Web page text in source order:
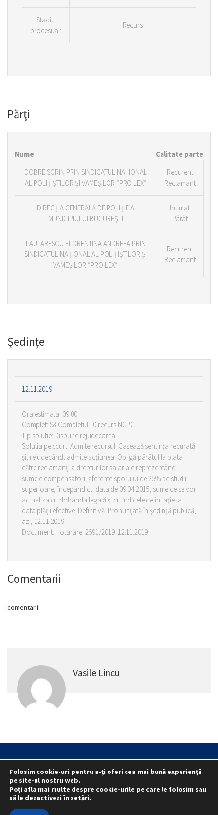
Stadiu
procesual:
Recurs
Părţi
Nume
Calitate parte
DOBRE SORIN PRIN SINDICATUL NAŢIONAL
AL POLIŢIŞTILOR ŞI VAMEŞILOR “PRO LEX”
Recurent
Reclamant
DIRECŢIA GENERALĂ DE POLIŢIE A
MUNICIPIULUI BUCUREŞTI
Intimat
Pârât
LAUTARESCU FLORENTINA ANDREEA PRIN
SINDICATUL NAŢIONAL AL POLIŢIŞTILOR ŞI
VAMEŞILOR “PRO LEX”
Recurent
Reclamant
Şedinţe
12.11.2019
Ora estimata: 09:00
Complet: S8 Completul 10 recurs NCPC
Tip solutie: Dispune rejudecarea
Solutia pe scurt: Admite recursul. Casează sentinţa recurată
şi, rejudecând, admite acţiunea. Obligă pârâtul la plata
către reclamanţi a drepturilor salariale reprezentând
sumele compensatorii aferente sporului de 25% de studii
superioare, începând cu data de 09.04.2015, sume ce se vor
actualiza cu dobânda legală şi cu indicele de inflaţie la
data plăţii efective. Definitivă. Pronunţată în şedinţă publică,
azi, 12.11.2019.
Document: Hotarâre 2591/2019 12.11.2019
Comentarii
comentarii
Vasile Lincu
Statut
Reprezentativitate M.A.I.
Reprezentativitate I.G.P.R. și I.P.J.-uri
Politica folosirii cookie-urilor
Politica de confidențialitate
Folosim cookie-uri pentru a-ți oferi cea mai bună experiență
pe site-ul nostru web.
Poți afla mai multe despre cookie-urile pe care le folosim sau
să le dezactivezi în setări.